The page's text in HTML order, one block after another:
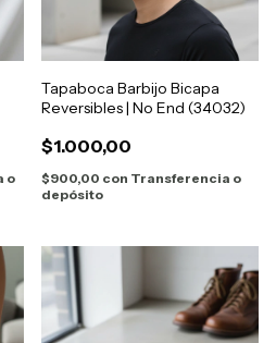
o
Tapaboca Barbijo Bicapa
Reversibles | No End (34032)
$1.000,00
$900,00 con Transferencia o
depósito